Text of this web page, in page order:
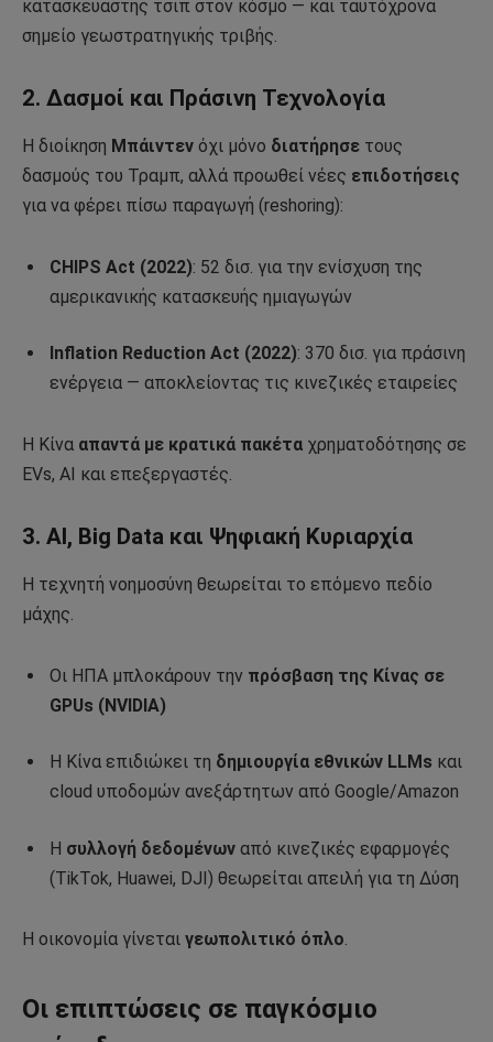
κατασκευαστής τσιπ στον κόσμο — και ταυτόχρονα
σημείο γεωστρατηγικής τριβής.
2. Δασμοί και Πράσινη Τεχνολογία
Η διοίκηση Μπάιντεν όχι μόνο διατήρησε τους
δασμούς του Τραμπ, αλλά προωθεί νέες επιδοτήσεις
για να φέρει πίσω παραγωγή (reshoring):
CHIPS Act (2022): 52 δισ. για την ενίσχυση της
αμερικανικής κατασκευής ημιαγωγών
Inflation Reduction Act (2022): 370 δισ. για πράσινη
ενέργεια — αποκλείοντας τις κινεζικές εταιρείες
Η Κίνα απαντά με κρατικά πακέτα χρηματοδότησης σε
EVs, AI και επεξεργαστές.
3. AI, Big Data και Ψηφιακή Κυριαρχία
Η τεχνητή νοημοσύνη θεωρείται το επόμενο πεδίο
μάχης.
Οι ΗΠΑ μπλοκάρουν την πρόσβαση της Κίνας σε
GPUs (NVIDIA)
Η Κίνα επιδιώκει τη δημιουργία εθνικών LLMs και
cloud υποδομών ανεξάρτητων από Google/Amazon
Η συλλογή δεδομένων από κινεζικές εφαρμογές
(TikTok, Huawei, DJI) θεωρείται απειλή για τη Δύση
Η οικονομία γίνεται γεωπολιτικό όπλο.
Οι επιπτώσεις σε παγκόσμιο